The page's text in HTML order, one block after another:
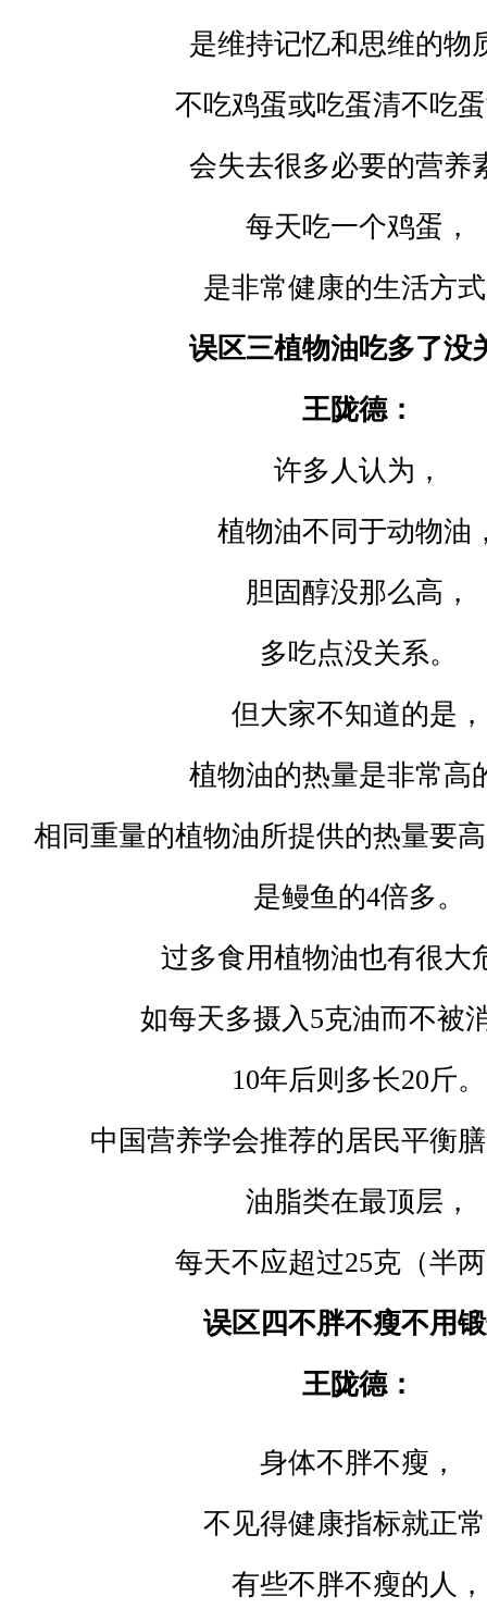
是维持记忆和思维的物
不吃鸡蛋或吃蛋清不吃
会失去很多必要的营养
每天吃一个鸡蛋，
是非常健康的生活方
误区三植物油吃多了没
王陇德：
许多人认为，
植物油不同于动物油
胆固醇没那么高，
多吃点没关系。
但大家不知道的是，
植物油的热量是非常高
相同重量的植物油所提供的热量要
是鳗鱼的4倍多。
过多食用植物油也有很大
如每天多摄入5克油而不被
10年后则多长20斤。
中国营养学会推荐的居民平衡
油脂类在最顶层，
每天不应超过25克（半
误区四不胖不瘦不用
王陇德：
身体不胖不瘦，
不见得健康指标就正
有些不胖不瘦的人，